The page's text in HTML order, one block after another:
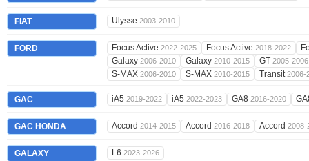
FIAT Ulysse 2003-2010
FORD Focus Active 2022-2025 Focus Active 2018-2022
Galaxy 2006-2010 Galaxy 2010-2015 GT 2005-2006
S-MAX 2006-2010 S-MAX 2010-2015 Transit2006-
GAC iA5 2019-2022 iA5 2022-2023 GA8 2016-2020
GAC HONDA Accord 2014-2015 Accord 2016-2018 Accord 2008-
GALAXY L6 2023-2026